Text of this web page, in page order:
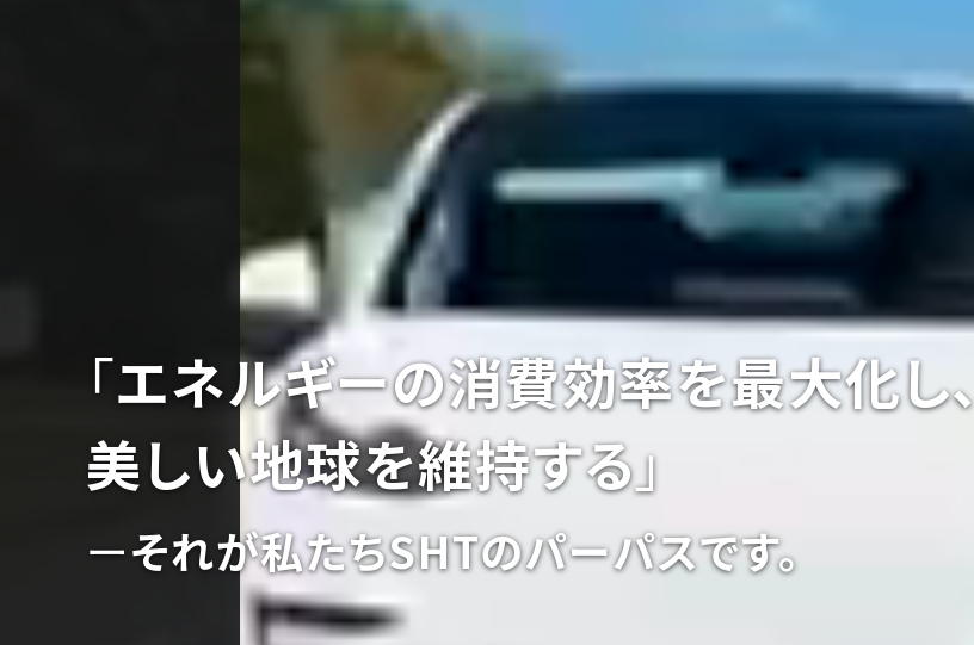
「エネルギーの消費効率を最大化し、
美しい地球を維持する」
ーそれが私たちSHTのパーパスです。